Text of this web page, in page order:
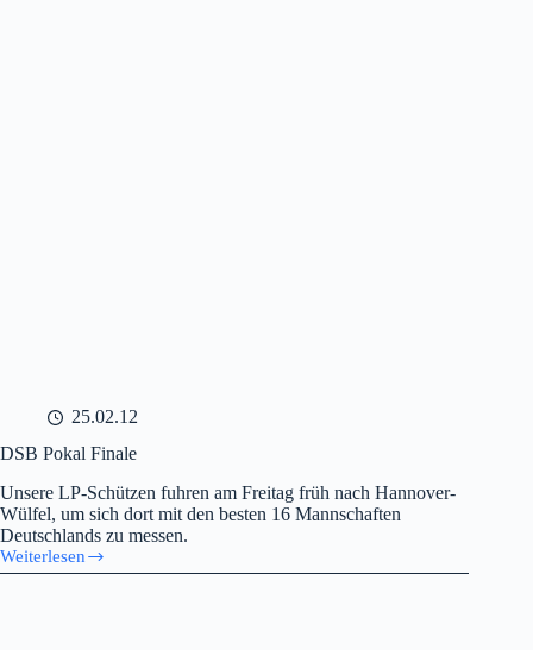
25.02.12
DSB Pokal Finale
Unsere LP-Schützen fuhren am Freitag früh nach Hannover-
Wülfel, um sich dort mit den besten 16 Mannschaften
Deutschlands zu messen.
Weiterlesen
DSB Pokal